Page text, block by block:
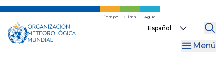
Ir
contenido
principal
Tiempo Clima Agua
Select
Menú